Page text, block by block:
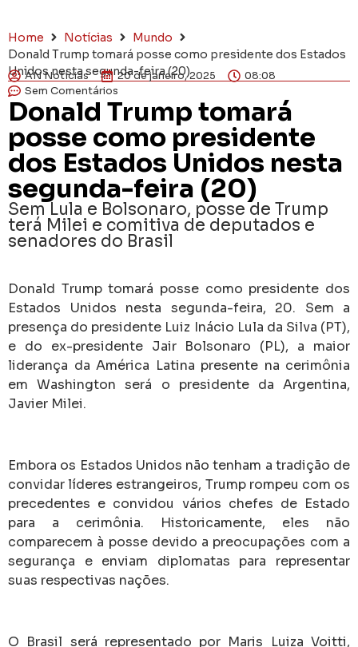
Home Notícias
Mundo
Donald Trump tomará posse como presidente dos Estados
Unidos nesta segunda-feira (20)
AN Notícias 20 de janeiro, 2025
08:08
Sem Comentários
Donald Trump tomará
posse como presidente
dos Estados Unidos nesta
segunda-feira (20)
Sem Lula e Bolsonaro, posse de Trump
terá Milei e comitiva de deputados e
senadores do Brasil
Donald Trump tomará posse como presidente dos
Estados Unidos nesta segunda-feira, 20. Sem a
presença do presidente Luiz Inácio Lula da Silva (PT),
e do ex-presidente Jair Bolsonaro (PL), a maior
liderança da América Latina presente na cerimônia
em Washington será o presidente da Argentina,
Javier Milei.
Embora os Estados Unidos não tenham a tradição de
convidar líderes estrangeiros, Trump rompeu com os
precedentes e convidou vários chefes de Estado
para a cerimônia. Historicamente, eles não
comparecem à posse devido a preocupações com a
segurança e enviam diplomatas para representar
suas respectivas nações.
O Brasil será representado por Maris Luiza Voitti,